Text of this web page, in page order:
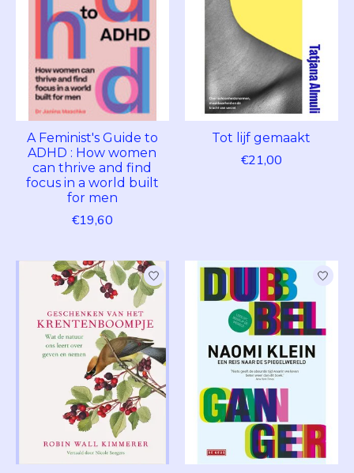
A Feminist's Guide to
ADHD : How women
can thrive and find
focus in a world built
for men
€19,60
Tot lijf gemaakt
€21,00